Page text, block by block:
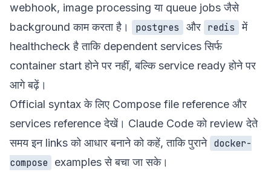
webhook, image processing या queue jobs जैसे
background काम करता है।
postgres और redis में
healthcheck है ताकि dependent services सिर्फ
container start होने पर नहीं, बल्कि service ready होने पर
आगे बढ़ें।
Official syntax के लिए Compose file reference और
services referenceदेखें। Claude Code को review देते
समय इन links को आधार बनाने को कहें, ताकि पुराने docker-
compose
examples से बचा जा सके।